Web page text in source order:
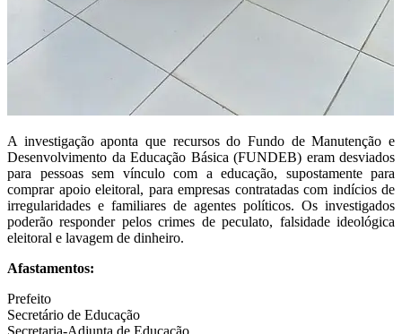
A investigação aponta que recursos do Fundo de Manutenção e
Desenvolvimento da Educação Básica (FUNDEB) eram desviados
para pessoas sem vínculo com a educação, supostamente para
comprar apoio eleitoral, para empresas contratadas com indícios de
irregularidades e familiares de agentes políticos. Os investigados
poderão responder pelos crimes de peculato, falsidade ideológica
eleitoral e lavagem de dinheiro.
Afastamentos:
Prefeito
Secretário de Educação